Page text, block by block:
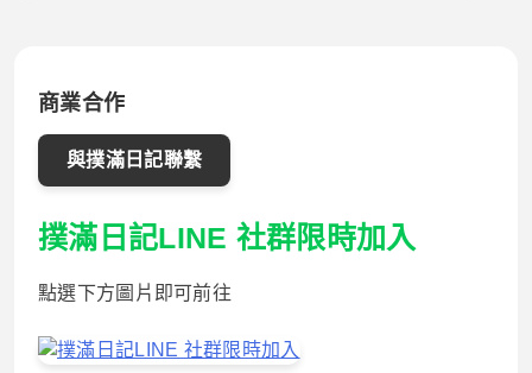
商業合作
與撲滿日記聯繫
撲滿日記LINE 社群限時加入
點選下方圖片即可前往